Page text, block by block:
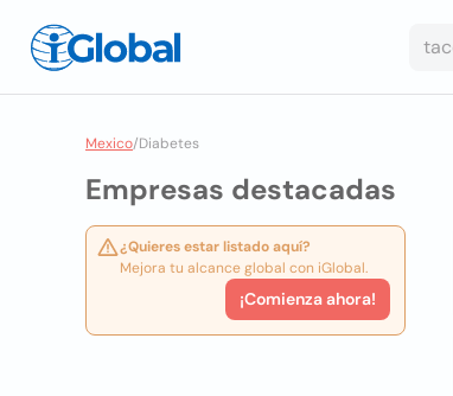
Mexico/Diabetes
Empresas destacadas
¿Quieres estar listado aquí?
Mejora tu alcance global con iGlobal.
¡Comienza ahora!